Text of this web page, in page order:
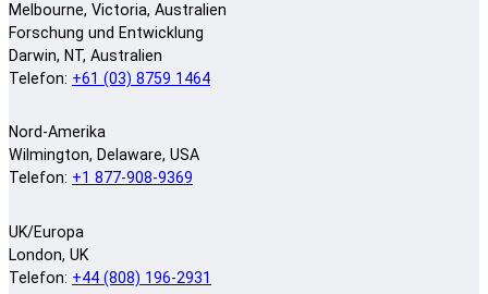
Melbourne, Victoria, Australien
Forschung und Entwicklung
Darwin, NT, Australien
Telefon: +61 (03) 8759 1464
Nord-Amerika
Wilmington, Delaware, USA
Telefon: +1 877-908-9369
UK/Europa
London, UK
Telefon: +44 (808) 196-2931